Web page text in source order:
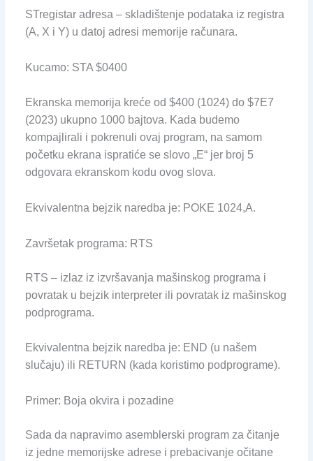
STregistar adresa – skladištenje podataka iz registra
(A, X i Y) u datoj adresi memorije računara.
Kucamo: STA $0400
Ekranska memorija kreće od $400 (1024) do $7E7
(2023) ukupno 1000 bajtova. Kada budemo
kompajlirali i pokrenuli ovaj program, na samom
početku ekrana ispratiće se slovo „E“ jer broj 5
odgovara ekranskom kodu ovog slova.
Ekvivalentna bejzik naredba je: POKE 1024,A.
Završetak programa: RTS
RTS – izlaz iz izvršavanja mašinskog programa i
povratak u bejzik interpreter ili povratak iz mašinskog
podprograma.
Ekvivalentna bejzik naredba je: END (u našem
slučaju) ili RETURN (kada koristimo podprograme).
Primer: Boja okvira i pozadine
Sada da napravimo asemblerski program za čitanje
iz jedne memorijske adrese i prebacivanje očitane